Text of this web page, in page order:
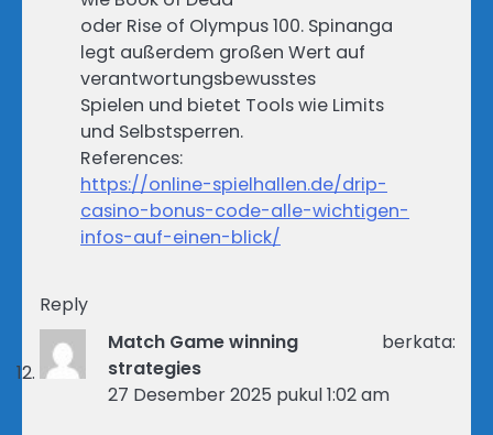
oder Rise of Olympus 100. Spinanga
legt außerdem großen Wert auf
verantwortungsbewusstes
Spielen und bietet Tools wie Limits
und Selbstsperren.
References:
https://online-spielhallen.de/drip-
casino-bonus-code-alle-wichtigen-
infos-auf-einen-blick/
Reply
Match Game winning
strategies
berkata:
27 Desember 2025 pukul 1:02 am